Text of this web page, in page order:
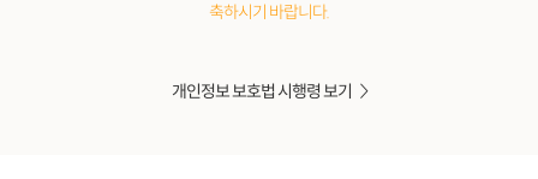
축하시기 바랍니다.
개인정보 보호법 시행령 보기